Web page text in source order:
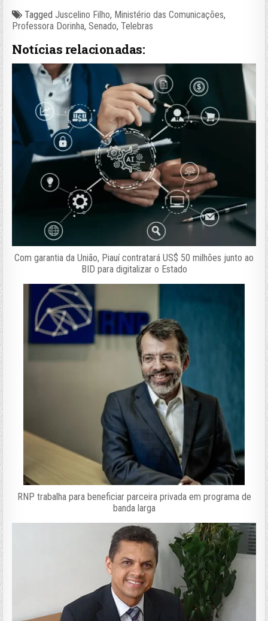
TaggedJuscelino Filho, Ministério das Comunicações,
Professora Dorinha,Senado,Telebras
Notícias relacionadas:
Com garantia da União, Piauí contratará US$ 50 milhões junto ao
BID para digitalizar o Estado
RNP trabalha para beneficiar parceira privada em programa de
banda larga